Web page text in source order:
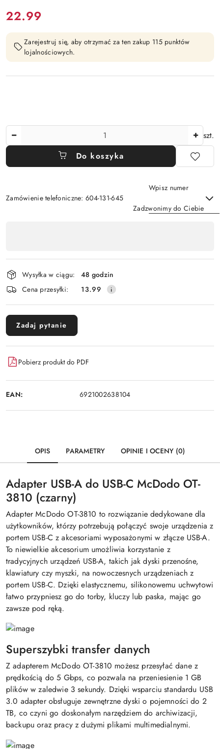
cena:
22.99
Zarejestruj się, aby otrzymać za ten zakup 115 punktów
lojalnościowych.
szt.
Do koszyka
Zamówienie telefoniczne: 604-131-645
Wpisz numer
Zadzwonimy do Ciebie
płatność
i
dostawa
Wysyłka w ciągu:
48 godzin
Cena przesyłki:
13.99
Zadaj pytanie
Pobierz produkt do PDF
EAN: 6921002638104
OPIS PARAMETRY OPINIE I OCENY (0)
Adapter USB-A do USB-C McDodo OT-
3810 (czarny)
Adapter McDodo OT-3810 to rozwiązanie dedykowane dla
użytkowników, którzy potrzebują połączyć swoje urządzenia z
portem USB-C z akcesoriami wyposażonymi w złącze USB-A.
To niewielkie akcesorium umożliwia korzystanie z
tradycyjnych urządzeń USB-A, takich jak dyski przenośne,
klawiatury czy myszki, na nowoczesnych urządzeniach z
portem USB-C. Dzięki elastycznemu, silikonowemu uchwytowi
łatwo przypniesz go do torby, kluczy lub paska, mając go
zawsze pod ręką.
Superszybki transfer danych
Z adapterem McDodo OT-3810 możesz przesyłać dane z
prędkością do 5 Gbps, co pozwala na przeniesienie 1 GB
plików w zaledwie 3 sekundy. Dzięki wsparciu standardu USB
3.0 adapter obsługuje zewnętrzne dyski o pojemności do 2
TB, co czyni go doskonałym narzędziem do archiwizacji,
backupu oraz pracy z dużymi plikami multimedialnymi.